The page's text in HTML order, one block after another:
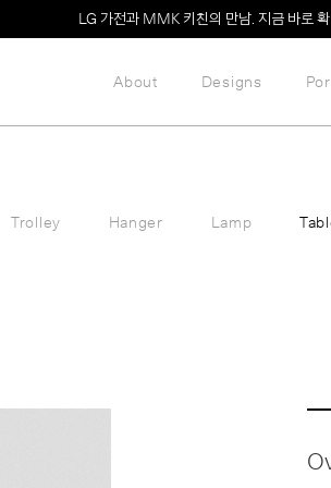
Welcome! 신규 회원가입 시 MMK Shop
LG 가전과 MMK 키친의 만남. 지금 바로 확
About Designs
Trolley Hanger Lamp